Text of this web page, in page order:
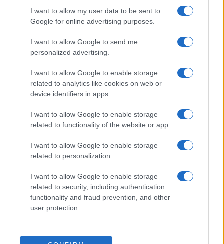
I want to allow my user data to be sent to
Google for online advertising purposes.
I want to allow Google to send me
personalized advertising.
I want to allow Google to enable storage
related to analytics like cookies on web or
device identifiers in apps.
I want to allow Google to enable storage
related to functionality of the website or app.
I want to allow Google to enable storage
related to personalization.
I want to allow Google to enable storage
related to security, including authentication
functionality and fraud prevention, and other
user protection.